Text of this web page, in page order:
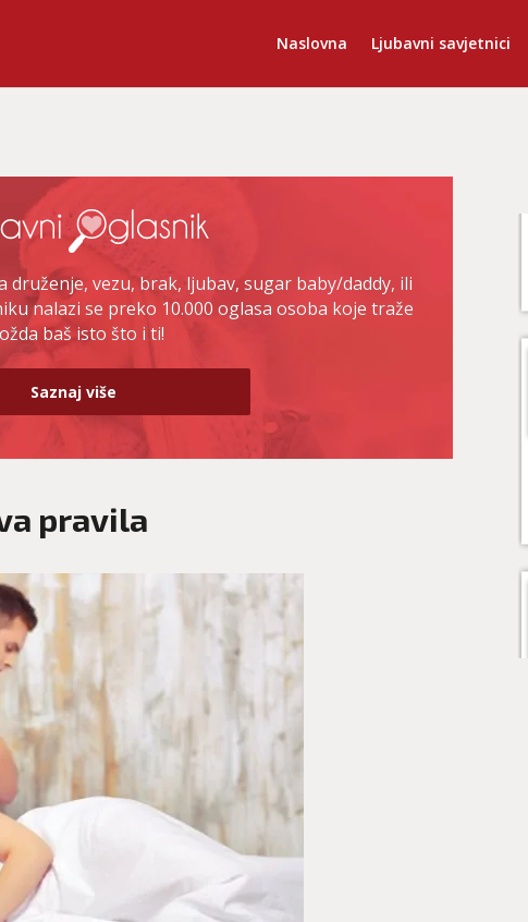
Naslovna Ljubavni savjetnici
vezu, brak, ljubav, sugar baby/daddy, ili
nalazi se preko 10.000 oglasa osoba koje traže
baš isto što i ti!
Saznaj više
pravila